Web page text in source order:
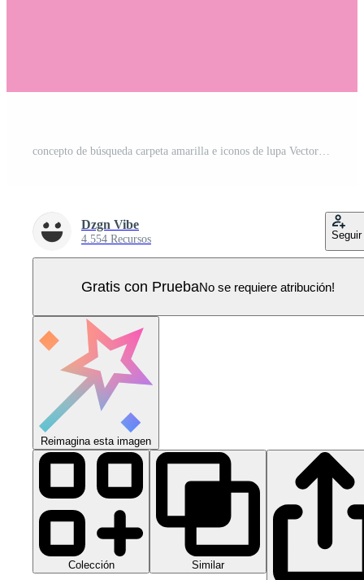
concepto de búsqueda carpeta amarilla e iconos de lupa Vector Pro
Dzgn Vibe
4.554 Recursos Seguir
Gratis con PruebaNo se requiere atribución!
Reimagina esta imagen
Colección Similar